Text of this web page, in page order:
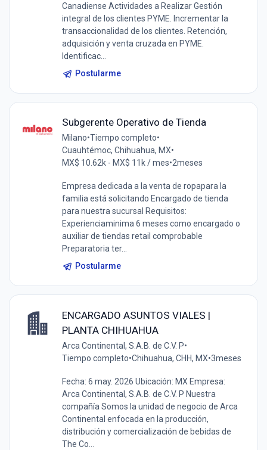
Canadiense Actividades a Realizar Gestión
integral de los clientes PYME. Incrementar la
transaccionalidad de los clientes. Retención,
adquisición y venta cruzada en PYME.
Identificac...
Postularme
Subgerente Operativo de Tienda
Milano•Tiempo completo•
Cuauhtémoc, Chihuahua, MX•
MX$ 10.62k - MX$ 11k / mes•2meses
Empresa dedicada a la venta de ropapara la
familia está solicitando Encargado de tienda
para nuestra sucursal Requisitos:
Experienciaminima 6 meses como encargado o
auxiliar de tiendas retail comprobable
Preparatoria ter...
Postularme
ENCARGADO ASUNTOS VIALES |
PLANTA CHIHUAHUA
Arca Continental, S.A.B. de C.V. P•
Tiempo completo•Chihuahua, CHH, MX•3meses
Fecha: 6 may. 2026 Ubicación: MX Empresa:
Arca Continental, S.A.B. de C.V. P Nuestra
compañía Somos la unidad de negocio de Arca
Continental enfocada en la producción,
distribución y comercialización de bebidas de
The Co...